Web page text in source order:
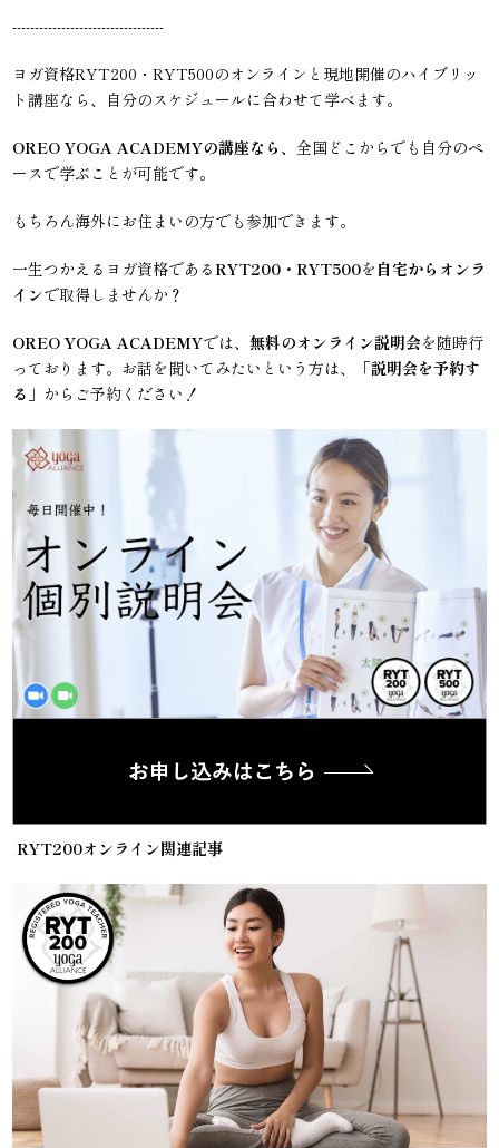
----------------------------------
ヨガ資格RYT200・RYT500のオンラインと現地開催のハイブリッ
ト講座なら、自分のスケジュールに合わせて学べます。
OREO YOGA ACADEMYの講座なら、全国どこからでも自分のペ
ースで学ぶことが可能です。
もちろん海外にお住まいの方でも参加できます。
一生つかえるヨガ資格であるRYT200・RYT500を 自宅からオンラ
インで取得しませんか？
OREO YOGA ACADEMYでは、無料のオンライン説明会を随時行
っております。お話を聞いてみたいという方は、「説明会を予約す
る 」からご予約ください！
RYT200オンライン関連記事